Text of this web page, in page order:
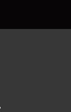
Já
cursos